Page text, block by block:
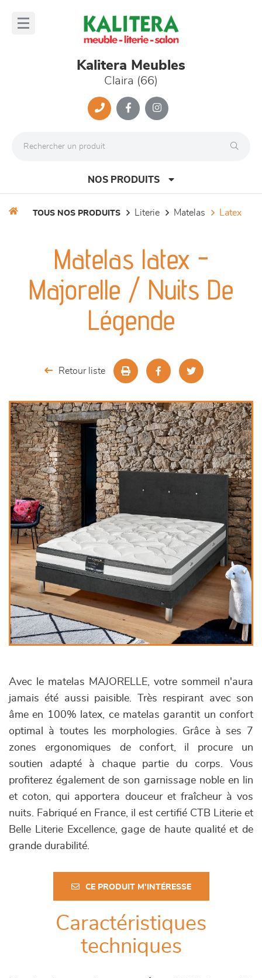
Kalitera Meubles
Claira (66)
NOS PRODUITS
meubles de complément
literie
décoration
TOUS NOS PRODUITS literie matelas latex
Matelas latex -
Majorelle / Nuits De
Légende
Retour liste
Avec le matelas MAJORELLE, votre sommeil n'aura
jamais été aussi paisible. Très respirant avec son
âme en 100% latex, ce matelas garantit un confort
optimal à toutes les morphologies. Grâce à ses 7
zones ergonomiques de confort, il procure un
soutien adapté à chaque partie du corps. Vous
profiterez également de son garnissage noble en lin
et coton, qui apportera douceur et fraîcheur à vos
nuits. Fabriqué en France, il est certifié CTB Literie et
Belle Literie Excellence, gage de haute qualité et de
grande durabilité.
CE PRODUIT M'INTÉRESSE
Caractéristiques
techniques